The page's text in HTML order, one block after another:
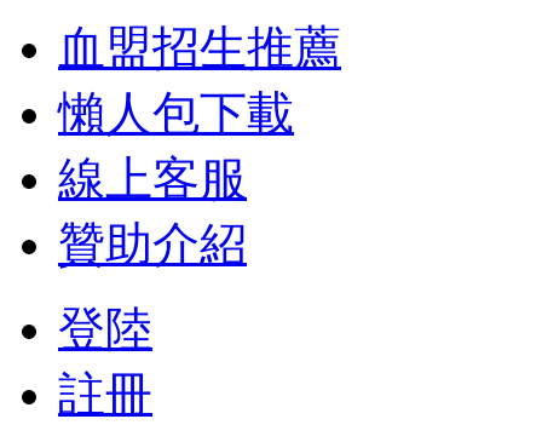
血盟招生推薦
懶人包下載
線上客服
贊助介紹
登陸
註冊